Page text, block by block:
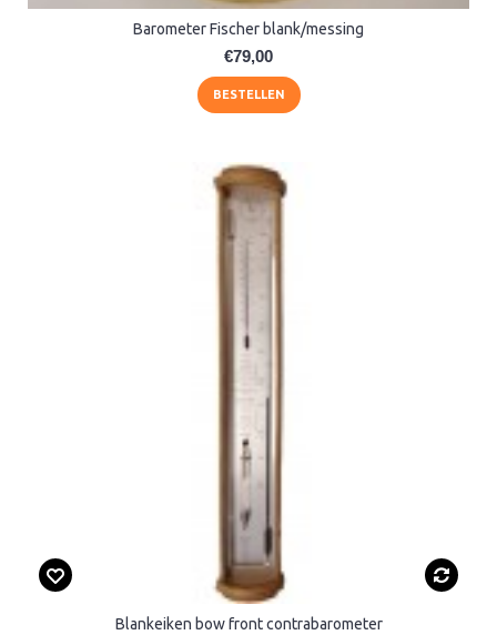
Barometer Fischer blank/messing
€79,00
BESTELLEN
Blankeiken bow front contrabarometer